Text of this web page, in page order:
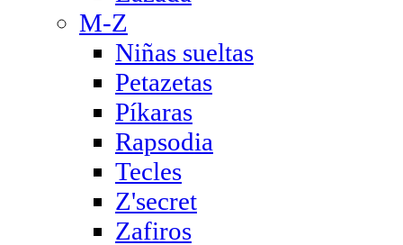
M-Z
Niñas sueltas
Petazetas
Píkaras
Rapsodia
Tecles
Z'secret
Zafiros